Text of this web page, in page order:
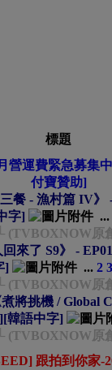
標題
營運費緊急募集
付寶贊助]
餐 - 漁村篇 IV》
字]
...
└ (TVBOXNOW原
來了 S9》 -
]
... 2 3
└ (TVBOXNOW原
將挑機 / Global
韓語中字]
└ (TVBOXNOW原
跟拍到你家-